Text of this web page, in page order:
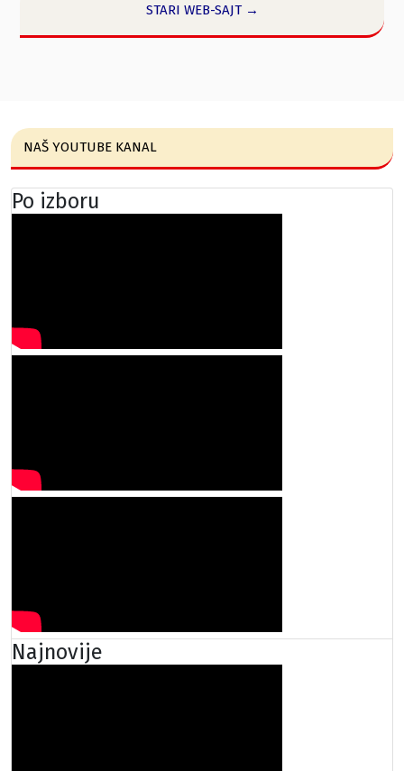
STARI WEB-SAJT →
NAŠ YOUTUBE KANAL
Po izboru
Najnovije